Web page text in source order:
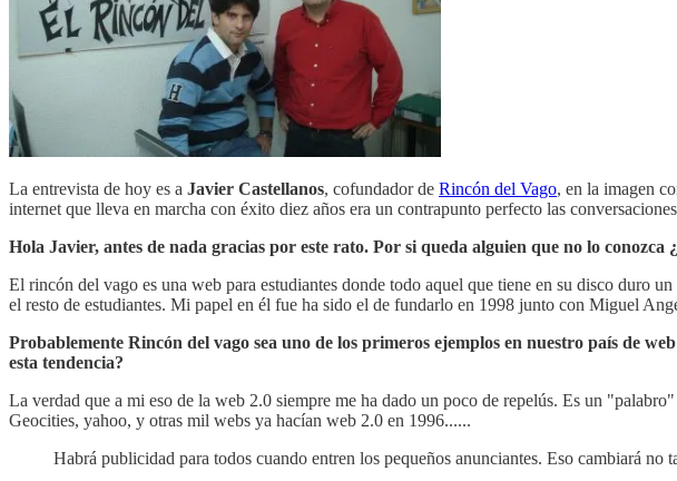
La entrevista de hoy es a Javier Castellanos, cofundador de Rincón del Vago, en la imagen
internet que lleva en marcha con éxito diez años era un contrapunto perfecto las
Hola Javier, antes de nada gracias por este rato. Por si queda alguien que no lo
El rincón del vago es una web para estudiantes donde todo aquel que tiene en su disco duro
el resto de estudiantes. Mi papel en él fue ha sido el de fundarlo en 1998 junto con Miguel
Probablemente Rincón del vago sea uno de los primeros ejemplos en nuestro país de
esta tendencia?
La verdad que a mi eso de la web 2.0 siempre me ha dado un poco de repelús. Es un
Geocities, yahoo, y otras mil webs ya hacían web 2.0 en 1996......
Habrá publicidad para todos cuando entren los pequeños anunciantes. Eso cambiará no